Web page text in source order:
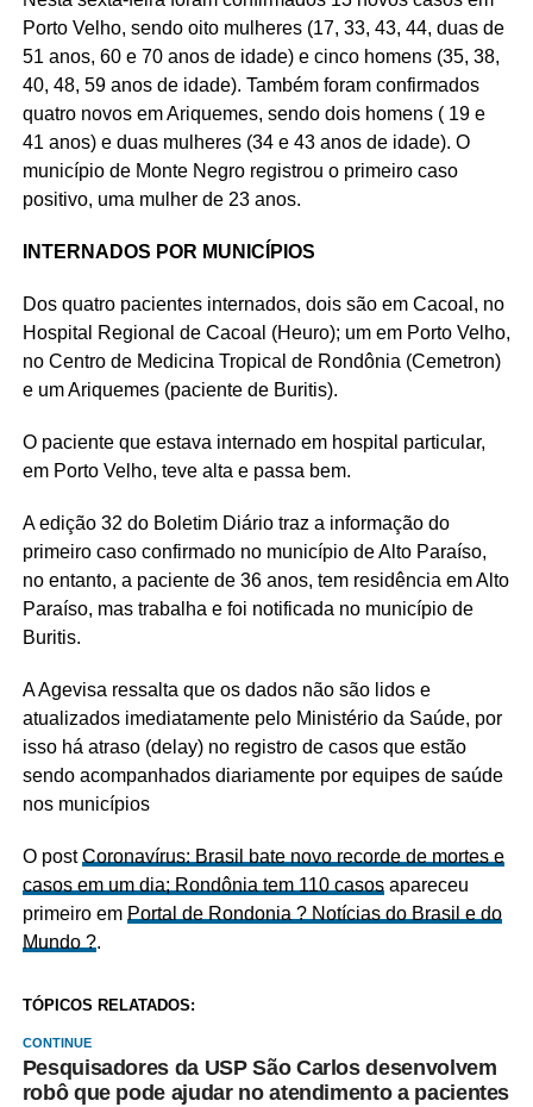
Porto Velho, sendo oito mulheres (17, 33, 43, 44, duas de
51 anos, 60 e 70 anos de idade) e cinco homens (35, 38,
40, 48, 59 anos de idade). Também foram confirmados
quatro novos em Ariquemes, sendo dois homens ( 19 e
41 anos) e duas mulheres (34 e 43 anos de idade). O
município de Monte Negro registrou o primeiro caso
positivo, uma mulher de 23 anos.
INTERNADOS POR MUNICÍPIOS
Dos quatro pacientes internados, dois são em Cacoal, no
Hospital Regional de Cacoal (Heuro); um em Porto Velho,
no Centro de Medicina Tropical de Rondônia (Cemetron)
e um Ariquemes (paciente de Buritis).
O paciente que estava internado em hospital particular,
em Porto Velho, teve alta e passa bem.
A edição 32 do Boletim Diário traz a informação do
primeiro caso confirmado no município de Alto Paraíso,
no entanto, a paciente de 36 anos, tem residência em Alto
Paraíso, mas trabalha e foi notificada no município de
Buritis.
A Agevisa ressalta que os dados não são lidos e
atualizados imediatamente pelo Ministério da Saúde, por
isso há atraso (delay) no registro de casos que estão
sendo acompanhados diariamente por equipes de saúde
nos municípios
O postCoronavírus: Brasil bate novo recorde de mortes e
casos em um dia; Rondônia tem 110 casosapareceu
primeiro em Portal de Rondonia ? Notícias do Brasil e do
Mundo ?.
TÓPICOS RELATADOS:
CONTINUE
Pesquisadores da USP São Carlos desenvolvem
robô que pode ajudar no atendimento a pacientes